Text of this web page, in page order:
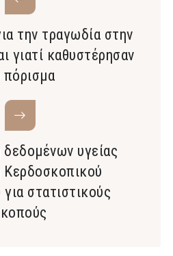
την τραγωδία στην
γιατί καθυστέρησαν
πόρισμα
δεδομένων υγείας
στατιστικούς